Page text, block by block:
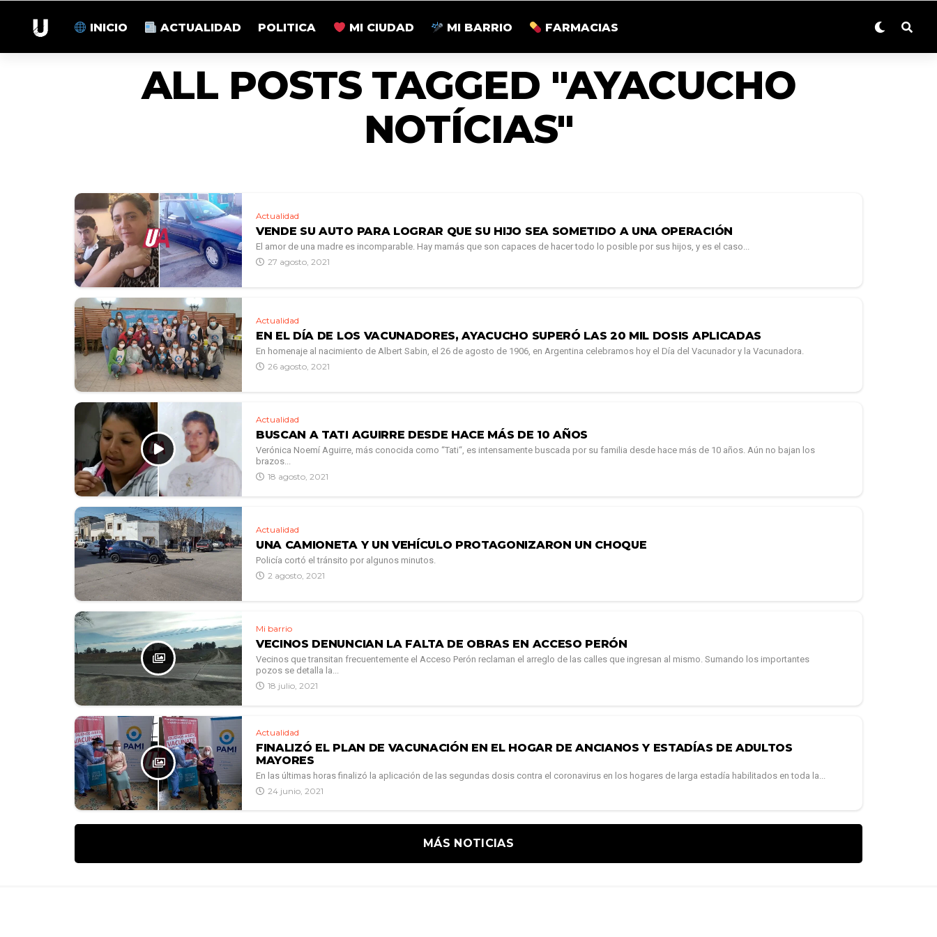
INICIO ACTUALIDAD POLITICA MI CIUDAD MI BARRIO FARMACIAS
ALL POSTS TAGGED "AYACUCHO
NOTÍCIAS"
Actualidad
VENDE SU AUTO PARA LOGRAR QUE SU HIJO SEA SOMETIDO A UNA OPERACIÓN
El amor de una madre es incomparable. Hay mamás que son capaces de hacer todo lo posible por sus hijos, y es el caso...
27 agosto, 2021
Actualidad
EN EL DÍA DE LOS VACUNADORES, AYACUCHO SUPERÓ LAS 20 MIL DOSIS APLICADAS
En homenaje al nacimiento de Albert Sabin, el 26 de agosto de 1906, en Argentina celebramos hoy el Día del Vacunador y la Vacunadora.
26 agosto, 2021
Actualidad
BUSCAN A TATI AGUIRRE DESDE HACE MÁS DE 10 AÑOS
Verónica Noemí Aguirre, más conocida como “Tati“, es intensamente buscada por su familia desde hace más de 10 años. Aún no bajan los
brazos...
18 agosto, 2021
Actualidad
UNA CAMIONETA Y UN VEHÍCULO PROTAGONIZARON UN CHOQUE
Policía cortó el tránsito por algunos minutos.
2 agosto, 2021
Mi barrio
VECINOS DENUNCIAN LA FALTA DE OBRAS EN ACCESO PERÓN
Vecinos que transitan frecuentemente el Acceso Perón reclaman el arreglo de las calles que ingresan al mismo. Sumando los importantes
pozos se detalla la...
18 julio, 2021
Actualidad
FINALIZÓ EL PLAN DE VACUNACIÓN EN EL HOGAR DE ANCIANOS Y ESTADÍAS DE ADULTOS
MAYORES
En las últimas horas finalizó la aplicación de las segundas dosis contra el coronavirus en los hogares de larga estadía habilitados en toda la...
24 junio, 2021
MÁS NOTICIAS